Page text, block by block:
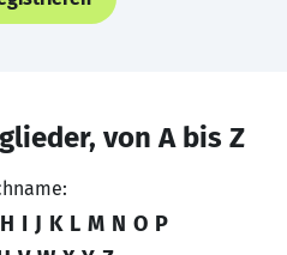
von A bis Z
H I J K L M N O P